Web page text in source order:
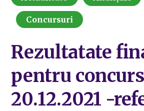
Concursuri
Rezultatate
pentru
20.12.2021 -